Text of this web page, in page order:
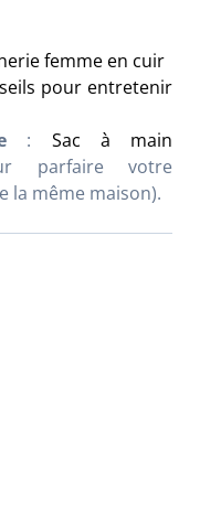
femme en cuir
pour entretenir
: Sac à main
parfaire votre
la même maison).